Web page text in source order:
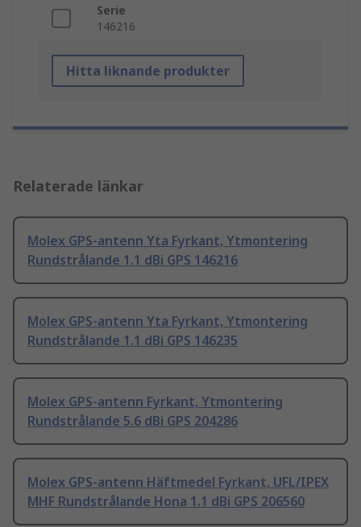
Serie
146216
Hitta liknande produkter
Relaterade länkar
Molex GPS-antenn Yta Fyrkant, Ytmontering
Rundstrålande 1.1 dBi GPS 146216
Molex GPS-antenn Yta Fyrkant, Ytmontering
Rundstrålande 1.1 dBi GPS 146235
Molex GPS-antenn Fyrkant, Ytmontering
Rundstrålande 5.6 dBi GPS 204286
Molex GPS-antenn Häftmedel Fyrkant, UFL/IPEX
MHF Rundstrålande Hona 1.1 dBi GPS 206560